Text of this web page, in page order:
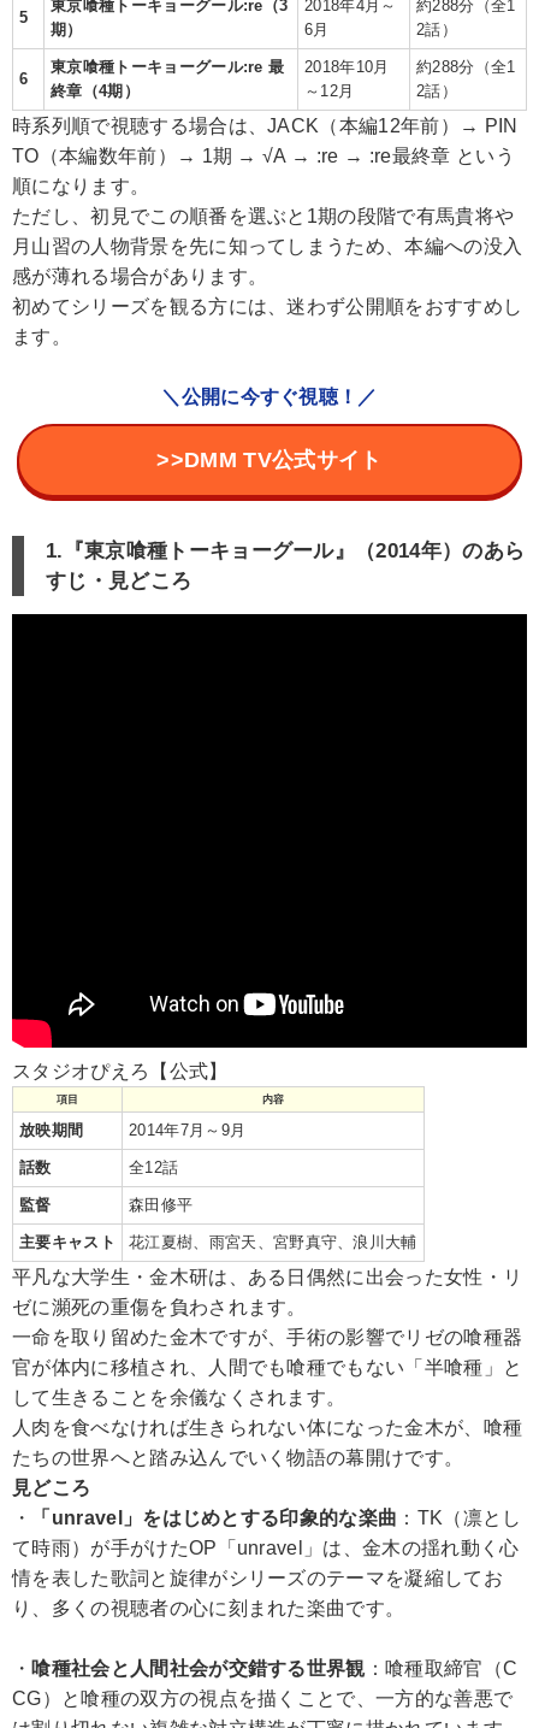
5
東京喰種トーキョーグール:re（3
期）
2018年4月～
6月
約288分（全1
2話）
6
東京喰種トーキョーグール:re 最
終章（4期）
2018年10月
～12月
約288分（全1
2話）
時系列順で視聴する場合は、JACK（本編12年前）→ PIN
TO（本編数年前）→ 1期 → √A → :re → :re最終章 という
順になります。
ただし、初見でこの順番を選ぶと1期の段階で有馬貴将や
月山習の人物背景を先に知ってしまうため、本編への没入
感が薄れる場合があります。
初めてシリーズを観る方には、迷わず公開順をおすすめし
ます。
＼公開に今すぐ視聴！／
>>DMM TV公式サイト
1.『東京喰種トーキョーグール』（2014年）のあら
すじ・見どころ
スタジオぴえろ【公式】
項目 内容
放映期間 2014年7月～9月
話数 全12話
監督 森田修平
主要キャスト 花江夏樹、雨宮天、宮野真守、浪川大輔
平凡な大学生・金木研は、ある日偶然に出会った女性・リ
ゼに瀕死の重傷を負わされます。
一命を取り留めた金木ですが、手術の影響でリゼの喰種器
官が体内に移植され、人間でも喰種でもない「半喰種」と
して生きることを余儀なくされます。
人肉を食べなければ生きられない体になった金木が、喰種
たちの世界へと踏み込んでいく物語の幕開けです。
見どころ
・
「unravel」をはじめとする印象的な楽曲 ：TK（凛とし
て時雨）が手がけたOP「unravel」は、金木の揺れ動く心
情を表した歌詞と旋律がシリーズのテーマを凝縮してお
り、多くの視聴者の心に刻まれた楽曲です。
・ 喰種社会と人間社会が交錯する世界観：喰種取締官（C
CG）と喰種の双方の視点を描くことで、一方的な善悪で